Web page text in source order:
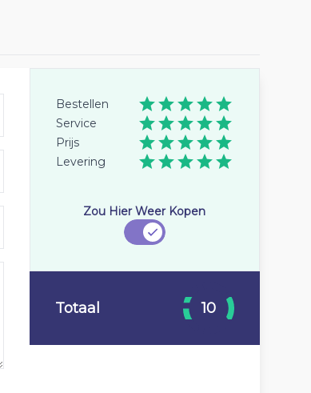
Bestellen
Service
Prijs
Levering
Zou Hier Weer Kopen
Totaal 10